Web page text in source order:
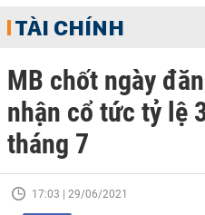
TÀI CHÍNH
MB chốt ngày
nhận cổ tức tỷ lệ
tháng 7
17:03 | 29/06/2021